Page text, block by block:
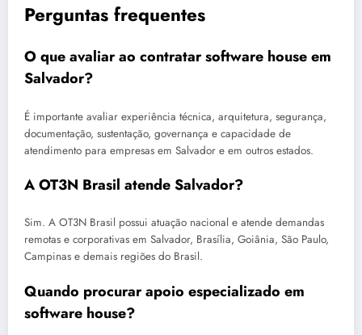
Perguntas frequentes
O que avaliar ao contratar software house em
Salvador?
É importante avaliar experiência técnica, arquitetura, segurança,
documentação, sustentação, governança e capacidade de
atendimento para empresas em Salvador e em outros estados.
A OT3N Brasil atende Salvador?
Sim. A OT3N Brasil possui atuação nacional e atende demandas
remotas e corporativas em Salvador, Brasília, Goiânia, São Paulo,
Campinas e demais regiões do Brasil.
Quando procurar apoio especializado em
software house?